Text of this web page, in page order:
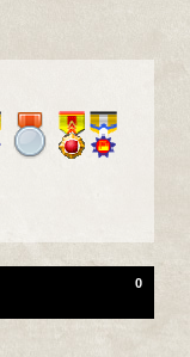
0